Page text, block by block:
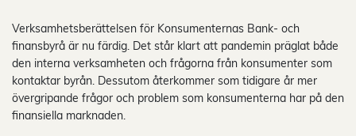
Verksamhetsberättelsen för Konsumenternas Bank- och
finansbyrå är nu färdig. Det står klart att pandemin präglat både
den interna verksamheten och frågorna från konsumenter som
kontaktar byrån. Dessutom återkommer som tidigare år mer
övergripande frågor och problem som konsumenterna har på den
finansiella marknaden.